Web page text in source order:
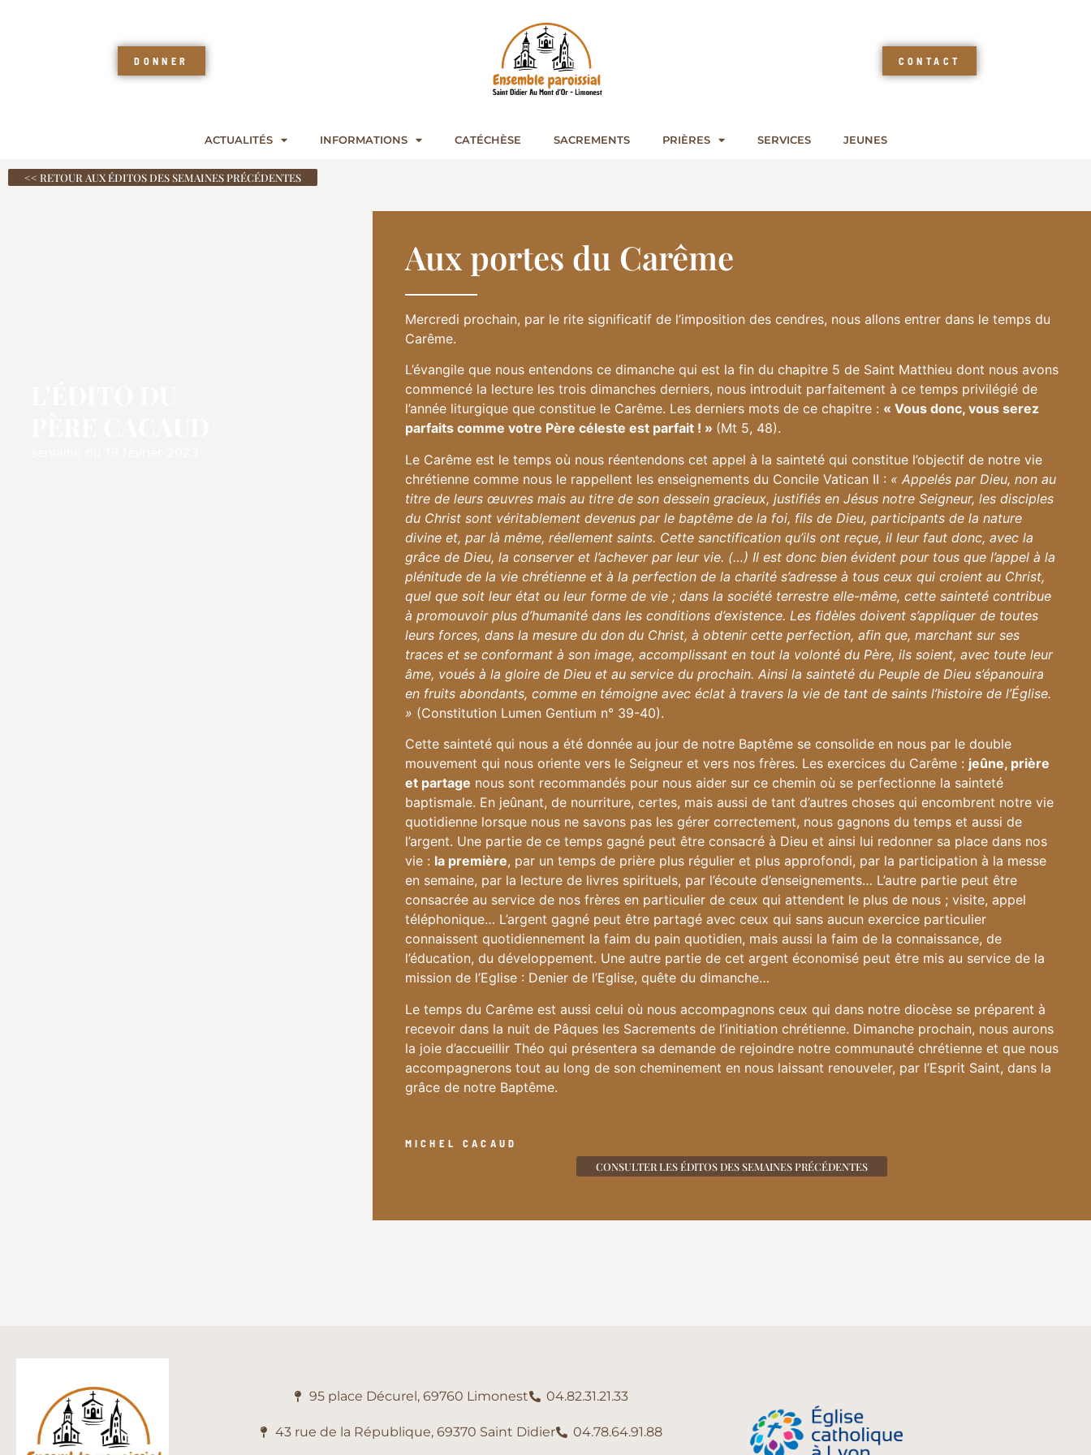
DONNER CONTACT
ACTUALITÉS INFORMATIONS CATÉCHÈSE SACREMENTS PRIÈRES SERVICES JEUNES
<< RETOUR AUX ÉDITOS DES SEMAINES PRÉCÉDENTES
Aux portes du Carême
Mercredi prochain, par le rite significatif de l’imposition des cendres, nous allons entrer dans le temps du
Carême.
L’évangile que nous entendons ce dimanche qui est la fin du chapitre 5 de Saint Matthieu dont nous avons
commencé la lecture les trois dimanches derniers, nous introduit parfaitement à ce temps privilégié de
l’année liturgique que constitue le Carême. Les derniers mots de ce chapitre : « Vous donc, vous serez
parfaits comme votre Père céleste est parfait ! » (Mt 5, 48).
Le Carême est le temps où nous réentendons cet appel à la sainteté qui constitue l’objectif de notre vie
chrétienne comme nous le rappellent les enseignements du Concile Vatican II : « Appelés par Dieu, non au
titre de leurs œuvres mais au titre de son dessein gracieux, justifiés en Jésus notre Seigneur, les disciples
du Christ sont véritablement devenus par le baptême de la foi, fils de Dieu, participants de la nature
divine et, par là même, réellement saints. Cette sanctification qu’ils ont reçue, il leur faut donc, avec la
grâce de Dieu, la conserver et l’achever par leur vie. (…) Il est donc bien évident pour tous que l’appel à la
plénitude de la vie chrétienne et à la perfection de la charité s’adresse à tous ceux qui croient au Christ,
quel que soit leur état ou leur forme de vie ; dans la société terrestre elle-même, cette sainteté contribue
à promouvoir plus d’humanité dans les conditions d’existence. Les fidèles doivent s’appliquer de toutes
leurs forces, dans la mesure du don du Christ, à obtenir cette perfection, afin que, marchant sur ses
traces et se conformant à son image, accomplissant en tout la volonté du Père, ils soient, avec toute leur
âme, voués à la gloire de Dieu et au service du prochain. Ainsi la sainteté du Peuple de Dieu s’épanouira
en fruits abondants, comme en témoigne avec éclat à travers la vie de tant de saints l’histoire de l’Église.
» (Constitution Lumen Gentium n° 39-40).
Cette sainteté qui nous a été donnée au jour de notre Baptême se consolide en nous par le double
mouvement qui nous oriente vers le Seigneur et vers nos frères. Les exercices du Carême : jeûne, prière
et partage nous sont recommandés pour nous aider sur ce chemin où se perfectionne la sainteté
baptismale. En jeûnant, de nourriture, certes, mais aussi de tant d’autres choses qui encombrent notre vie
quotidienne lorsque nous ne savons pas les gérer correctement, nous gagnons du temps et aussi de
l’argent. Une partie de ce temps gagné peut être consacré à Dieu et ainsi lui redonner sa place dans nos
vie : la première, par un temps de prière plus régulier et plus approfondi, par la participation à la messe
en semaine, par la lecture de livres spirituels, par l’écoute d’enseignements… L’autre partie peut être
consacrée au service de nos frères en particulier de ceux qui attendent le plus de nous ; visite, appel
téléphonique… L’argent gagné peut être partagé avec ceux qui sans aucun exercice particulier
connaissent quotidiennement la faim du pain quotidien, mais aussi la faim de la connaissance, de
l’éducation, du développement. Une autre partie de cet argent économisé peut être mis au service de la
mission de l’Eglise : Denier de l’Eglise, quête du dimanche…
Le temps du Carême est aussi celui où nous accompagnons ceux qui dans notre diocèse se préparent à
recevoir dans la nuit de Pâques les Sacrements de l’initiation chrétienne. Dimanche prochain, nous aurons
la joie d’accueillir Théo qui présentera sa demande de rejoindre notre communauté chrétienne et que nous
accompagnerons tout au long de son cheminement en nous laissant renouveler, par l’Esprit Saint, dans la
grâce de notre Baptême.
MICHEL CACAUD
CONSULTER LES ÉDITOS DES SEMAINES PRÉCÉDENTES
95 place Décurel, 69760 Limonest 04.82.31.21.33
43 rue de la République, 69370 Saint Didier 04.78.64.91.88